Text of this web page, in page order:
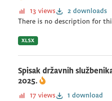
13 views
2 downloads
There is no description for
XLSX
Spisak državnih
2025.
17 views
1 download